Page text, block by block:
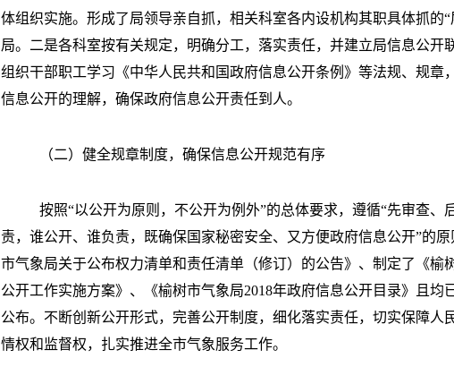
体组织实施。形成了局领导亲自抓，相关科室各内设机构其职具体抓的
局。二是各科室按有关规定，明确分工，落实责任，并建立局信息公开
组织干部职工学习《中华人民共和国政府信息公开条例》等法规、规章
信息公开的理解，确保政府信息公开责任到人。
（二）健全规章制度，确保信息公开规范有序
按照“以公开为原则，不公开为例外”的总体要求，遵循“先审查、
责，谁公开、谁负责，既确保国家秘密安全、又方便政府信息公开”的
市气象局关于公布权力清单和责任清单（修订）的公告》、制定了《榆
公开工作实施方案》、《榆树市气象局2018年政府信息公开目录》且均
公布。不断创新公开形式，完善公开制度，细化落实责任，切实保障人
情权和监督权，扎实推进全市气象服务工作。